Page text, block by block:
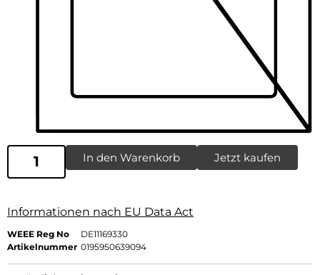
In den Warenkorb Jetzt kaufen
Informationen nach EU Data Act
WEEE Reg No
DE11169330
Artikelnummer 0195950639094